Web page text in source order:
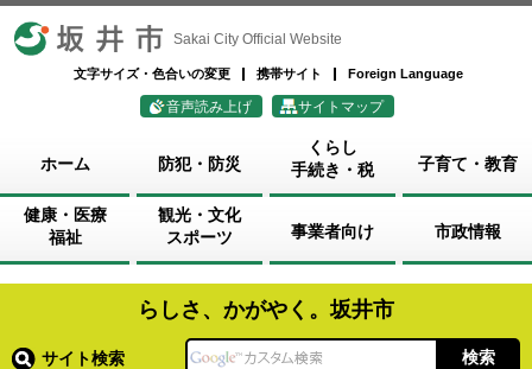
坂井市 Sakai City Official Website
文字サイズ・色合いの変更 携帯サイト Foreign Language
音声読み上げ サイトマップ
ホーム 防犯・防災
くらし
手続き・税
子育て・教育
健康・医療
福祉
観光・文化
スポーツ
事業者向け 市政情報
らしさ、かがやく。坂井市
サイト検索